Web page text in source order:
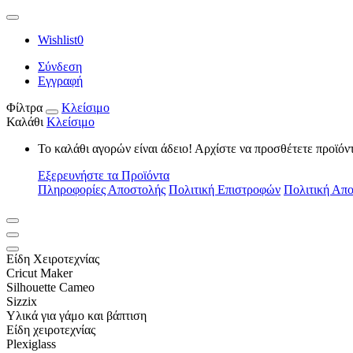
Wishlist0
Σύνδεση
Εγγραφή
Φίλτρα
Κλείσιμο
Καλάθι Κλείσιμο
Το καλάθι αγορών είναι άδειο! Αρχίστε να προσθέτετε
Εξερευνήστε τα Προϊόντα
Πληροφορίες Αποστολής Πολιτική Επιστροφών Πολιτική
Είδη Xειροτεχνίας
Cricut Maker
Silhouette Cameo
Sizzix
Υλικά για γάμο και βάπτιση
Είδη χειροτεχνίας
Plexiglass